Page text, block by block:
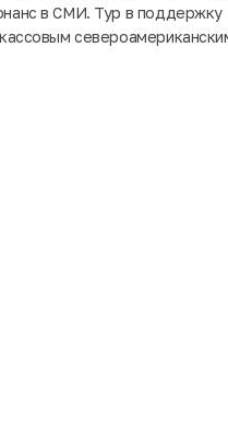
в СМИ. Тур в поддержку